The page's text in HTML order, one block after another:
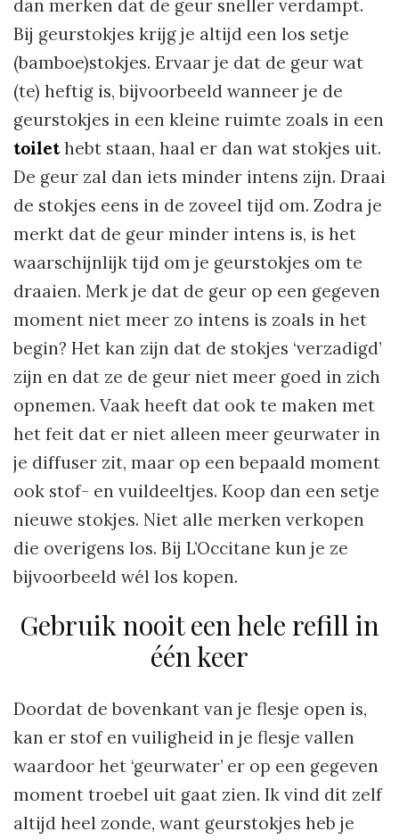
dan merken dat de geur sneller verdampt.
Bij geurstokjes krijg je altijd een los setje
(bamboe)stokjes. Ervaar je dat de geur wat
(te) heftig is, bijvoorbeeld wanneer je de
geurstokjes in een kleine ruimte zoals in een
toilethebt staan, haal er dan wat stokjes uit.
De geur zal dan iets minder intens zijn. Draai
de stokjes eens in de zoveel tijd om. Zodra je
merkt dat de geur minder intens is, is het
waarschijnlijk tijd om je geurstokjes om te
draaien. Merk je dat de geur op een gegeven
moment niet meer zo intens is zoals in het
begin? Het kan zijn dat de stokjes ‘verzadigd’
zijn en dat ze de geur niet meer goed in zich
opnemen. Vaak heeft dat ook te maken met
het feit dat er niet alleen meer geurwater in
je diffuser zit, maar op een bepaald moment
ook stof- en vuildeeltjes. Koop dan een setje
nieuwe stokjes. Niet alle merken verkopen
die overigens los. Bij L’Occitane kun je ze
bijvoorbeeld wél los kopen.
Gebruik nooit een hele refill in
één keer
Doordat de bovenkant van je flesje open is,
kan er stof en vuiligheid in je flesje vallen
waardoor het ‘geurwater’ er op een gegeven
moment troebel uit gaat zien. Ik vind dit zelf
altijd heel zonde, want geurstokjes heb je